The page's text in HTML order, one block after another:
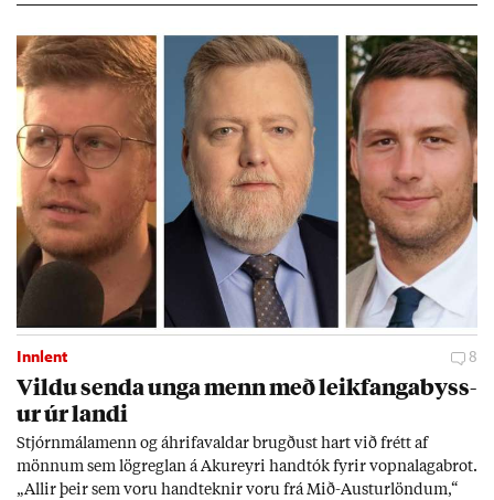
sam­band. Ís­lensk­ur al­menn­ing­ur fær að segja sitt álit inn­an
mán­að­ar.
Innlent 8
Vildu senda unga menn með leik­fanga­byss­
ur úr landi
Stjórn­mála­menn og áhrifa­vald­ar brugð­ust hart við frétt af
mönn­um sem lög­regl­an á Ak­ur­eyri hand­tók fyr­ir vopna­laga­brot.
„All­ir þeir sem voru hand­tekn­ir voru frá Mið-Aust­ur­lönd­um,“